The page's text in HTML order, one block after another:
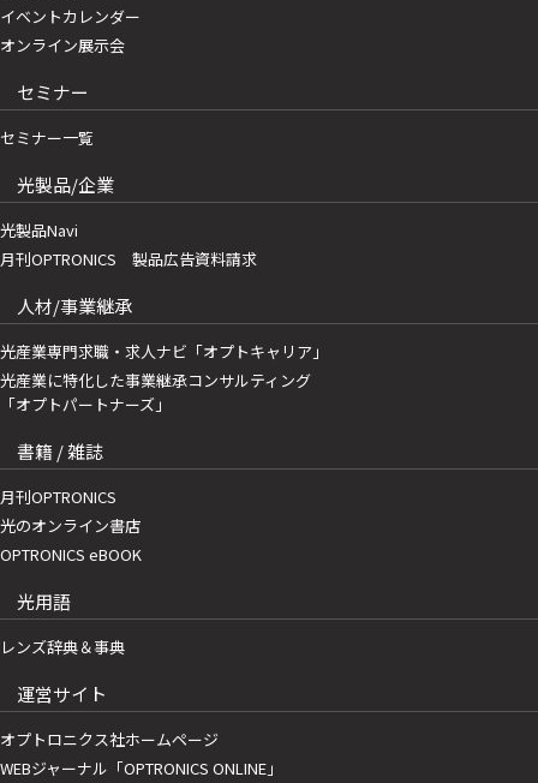
イベントカレンダー
オンライン展示会
セミナー
セミナー一覧
光製品/企業
光製品Navi
月刊OPTRONICS 製品広告資料請求
人材/事業継承
光産業専門求職・求人ナビ「オプトキャリア」
光産業に特化した事業継承コンサルティング
「オプトパートナーズ」
書籍 / 雑誌
月刊OPTRONICS
光のオンライン書店
OPTRONICS eBOOK
光用語
レンズ辞典＆事典
運営サイト
オプトロニクス社ホームページ
WEBジャーナル「OPTRONICS ONLINE」